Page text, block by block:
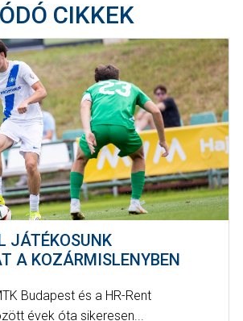
CIKKEK
JÁTÉKOSUNK
A KOZÁRMISLENYBEN
Budapest és a HR-Rent
évek óta sikeresen...